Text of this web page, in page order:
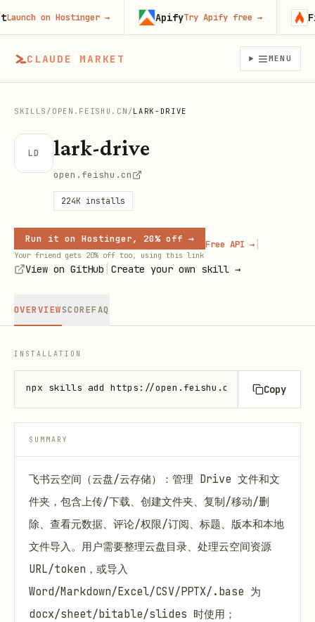
CLAUDE MARKET MENU
SKILLS / OPEN.FEISHU.CN /LARK-DRIVE
LD lark-drive
open.feishu.cn
224K installs
Run it on Hostinger, 20% off →
Your friend gets 20% off too, using this link
Free API → |
View on GitHub Create your own skill →
OVERVIEWSCOREFAQ
INSTALLATION
npx skills add https://open.feishu.cn --skill lark-
Copy
SUMMARY
飞书云空间（云盘/云存储）：管理 Drive 文件和文
件夹，包含上传/下载、创建文件夹、复制/移动/删
除、查看元数据、评论/权限/订阅、标题、版本和本地
文件导入。用户需要整理云盘目录、处理云空间资源
URL/token，或导入
Word/Markdown/Excel/CSV/PPTX/.base 为
docx/sheet/bitable/slides 时使用；
on Hostinger→ ApifyTry Apify free→